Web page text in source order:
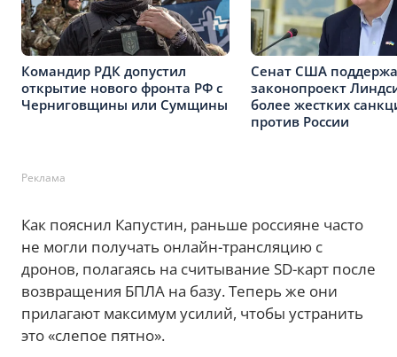
Командир РДК допустил
открытие нового фронта РФ с
Черниговщины или Сумщины
Сенат США
законопроект
более жестких
против России
Реклама
Как пояснил Капустин, раньше россияне часто
не могли получать онлайн-трансляцию с
дронов, полагаясь на считывание SD-карт после
возвращения БПЛА на базу. Теперь же они
прилагают максимум усилий, чтобы устранить
это «слепое пятно».